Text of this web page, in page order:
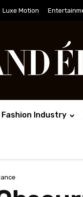
Luxe Motion
Fashion Industry